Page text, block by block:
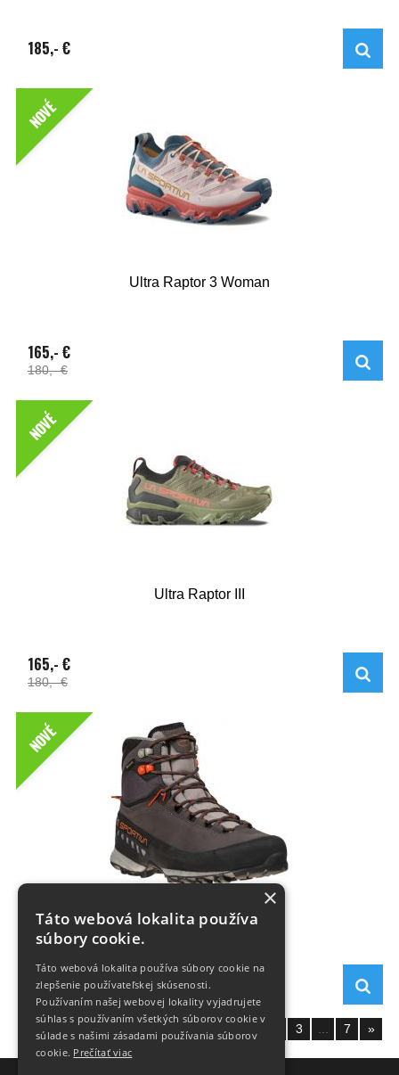
185,- €
NOVÉ
Ultra Raptor 3 Woman
165,- €
180,- €
NOVÉ
Ultra Raptor III
165,- €
180,- €
NOVÉ
199,- €
220,- €
Zobraziť stranu: 3 7 »
×
Táto webová lokalita používa
súbory cookie.
Táto webová lokalita používa súbory cookie na
zlepšenie používateľskej skúsenosti.
Používaním našej webovej lokality vyjadrujete
súhlas s používaním všetkých súborov cookie v
súlade s našimi zásadami používania súborov
cookie. Prečítať viac